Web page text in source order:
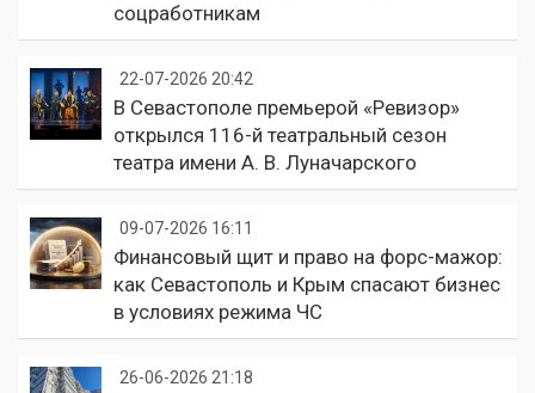
соцработникам
22-07-2026 20:42
В Севастополе премьерой «Ревизор»
открылся 116-й театральный сезон
театра имени А. В. Луначарского
09-07-2026 16:11
Финансовый щит и право на форс-мажор:
как Севастополь и Крым спасают бизнес
в условиях режима ЧС
26-06-2026 21:18